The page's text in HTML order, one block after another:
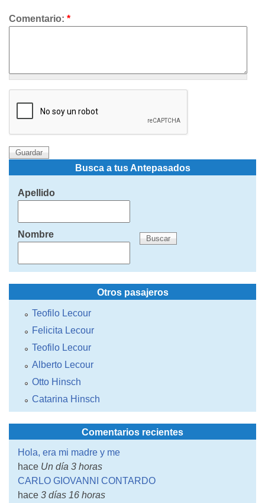
Comentario: *
Busca a tus Antepasados
Apellido
Nombre
Otros pasajeros
Teofilo Lecour
Felicita Lecour
Teofilo Lecour
Alberto Lecour
Otto Hinsch
Catarina Hinsch
Comentarios recientes
Hola, era mi madre y me
hace Un día 3 horas
CARLO GIOVANNI CONTARDO
hace 3 días 16 horas